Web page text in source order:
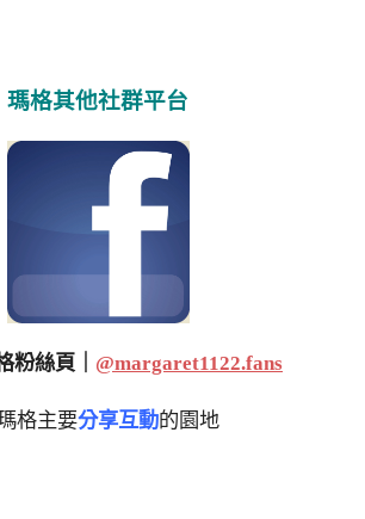
瑪格其他社群平台
絲頁｜ @margaret1122.fans
格主要分享互動的園地